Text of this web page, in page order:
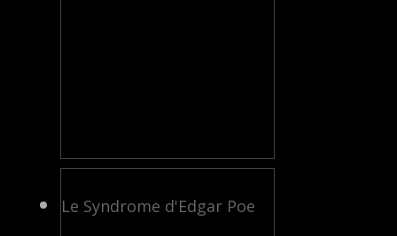
Le Syndrome d'Edgar Poe